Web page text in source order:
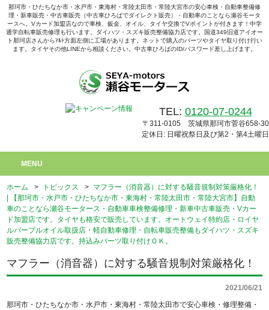
那珂市・ひたちなか市・水戸市・東海村・常陸太田市・常陸大宮市の安心車検・自動車整備修
理・新車販売・中古車販売（中古車ひろばでダイレクト販売）・自動車のことなら瀬谷モータ
ースへ。Vカード加盟店なので車検、鈑金、オイル、タイヤ交換でVポイントが付きます！中学
通学自転車販売修理も行います。ダイハツ・スズキ販売整備協力店です。国道349旧道アイオー
ト那珂店さんからﾏﾙﾄ方面左側に工場があります。ネットで購入のパーツやタイヤ取り付け行い
ます。タイヤその他LINEから相談ください。中古車ひろばのID/パスワード差し上げます。
TEL: 0120-07-0244
〒311-0105 茨城県那珂市菅谷658-30
定休日: 日曜祝祭日及び第2・第4土曜日
MENU
ホーム > トピックス > マフラー（消音器）に対する騒音規制対策厳格化！
| 【那珂市・水戸市・ひたちなか市・東海村・常陸太田市・常陸大宮市】自動
車のことなら瀬谷モータース・自動車車検整備修理・新車中古車販売・Vカー
ド加盟店です。タイヤも格安で販売しています。オートウェイ特約店・ロイヤ
ルパープルオイル取扱店・軽自動車修理・自転車販売整備もダイハツ・スズキ
販売整備協力店です。持込みパーツ取り付けＯＫ。
マフラー（消音器）に対する騒音規制対策厳格化！
2021/06/21
那珂市・ひたちなか市・水戸市・東海村・常陸太田市で安心車検・修理整備・